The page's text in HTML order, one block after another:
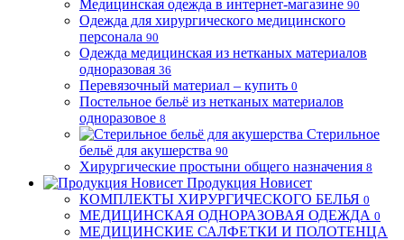
Медицинская одежда в интернет-магазине 90
Одежда для хирургического медицинского
персонала 90
Одежда медицинская из нетканых материалов
одноразовая 36
Перевязочный материал – купить 0
Постельное бельё из нетканых материалов
одноразовое 8
Стерильное
бельё для акушерства 90
Хирургические простыни общего назначения 8
Продукция Новисет
КОМПЛЕКТЫ ХИРУРГИЧЕСКОГО БЕЛЬЯ 0
МЕДИЦИНСКАЯ ОДНОРАЗОВАЯ ОДЕЖДА 0
МЕДИЦИНСКИЕ САЛФЕТКИ И ПОЛОТЕНЦА